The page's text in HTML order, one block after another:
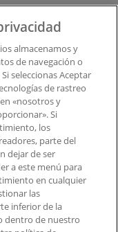
web o en la
almacenamos y
de navegación o
seleccionas Aceptar
de rastreo
«nosotros y
Si
los
parte del
dejar de ser
a este menú para
en cualquier
las
inferior de la
dentro de nuestro